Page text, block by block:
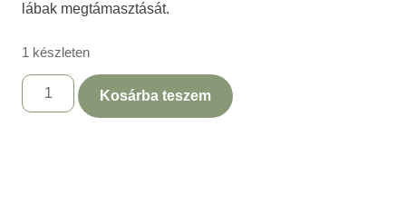
lábak megtámasztását.
1 készleten
Kosárba teszem